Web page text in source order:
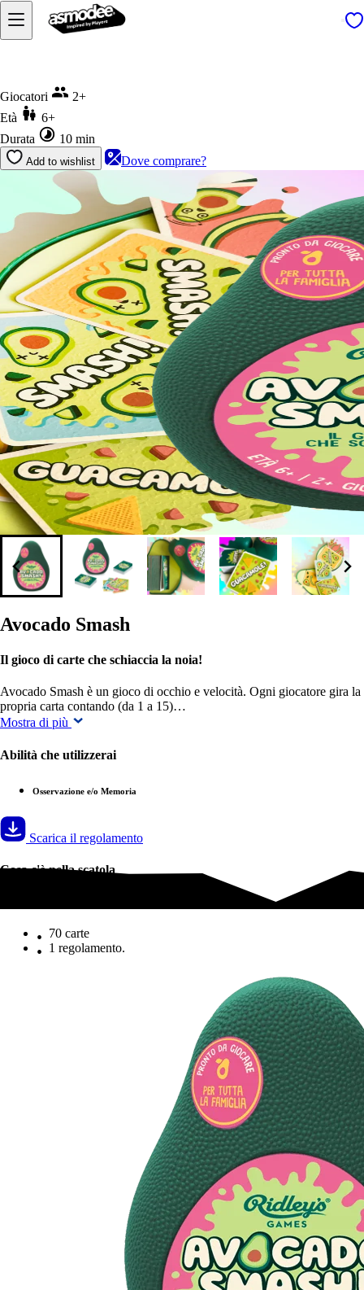
Giocatori
2+
Età
6+
Durata
10 min
Add to wishlist Dove comprare?
Avocado Smash
Il gioco di carte che schiaccia la noia!
Avocado Smash è un gioco di occhio e velocità. Ogni giocatore gira la
propria carta contando (da 1 a 15)…
Mostra di più
Abilità che utilizzerai
Osservazione e/o Memoria
Scarica il regolamento
Cosa c'è nella scatola
70 carte
1 regolamento.